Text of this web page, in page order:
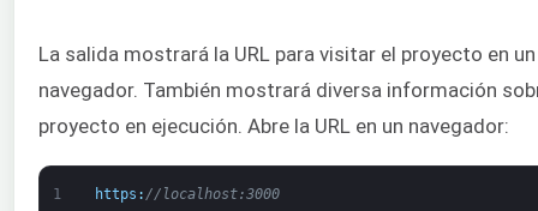
La salida mostrará la URL para visitar el proyecto en un
navegador. También mostrará diversa información
proyecto en ejecución. Abre la URL en un navegador:
1 https : //localhost:3000